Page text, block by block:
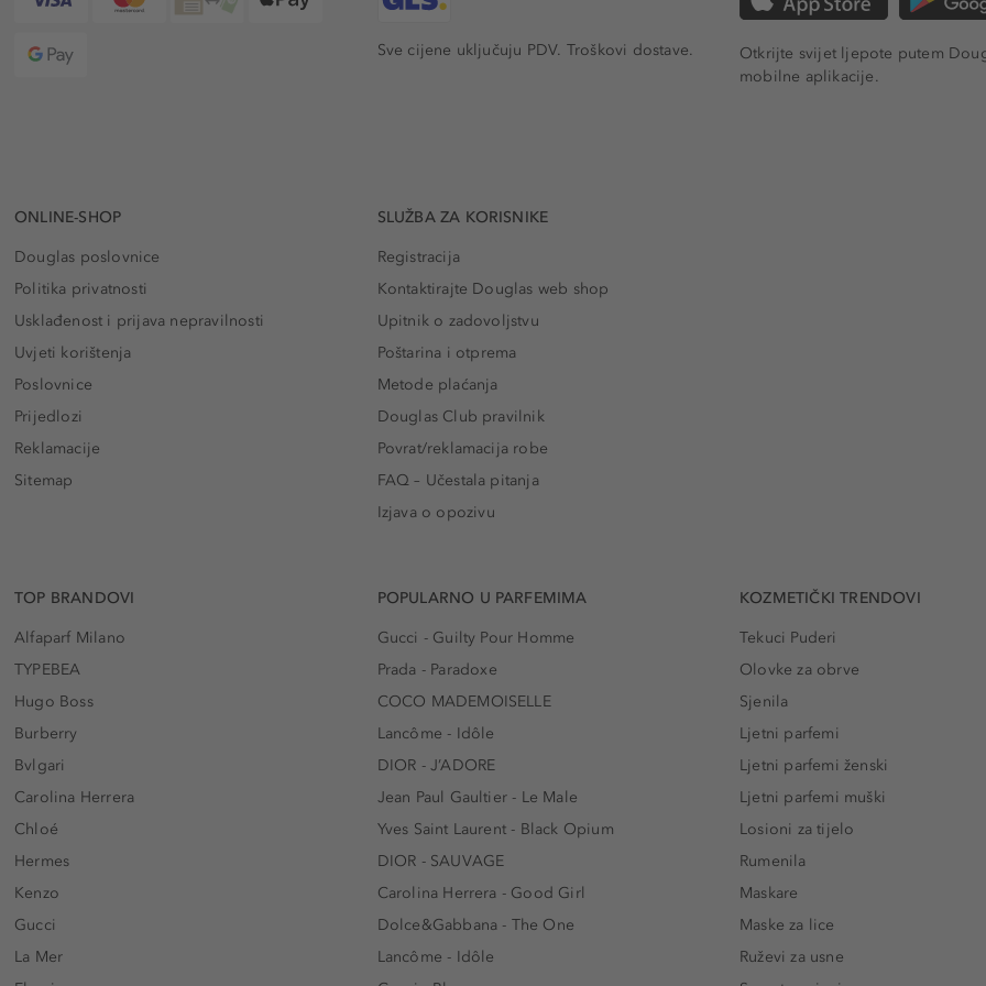
Sve cijene uključuju PDV. Troškovi dostave.
Otkrijte svijet ljepote putem
mobilne aplikacije.
ONLINE-SHOP
Douglas poslovnice
Politika privatnosti
Usklađenost i prijava nepravilnosti
Uvjeti korištenja
Poslovnice
Prijedlozi
Reklamacije
Sitemap
SLUŽBA ZA KORISNIKE
Registracija
Kontaktirajte Douglas web shop
Upitnik o zadovoljstvu
Poštarina i otprema
Metode plaćanja
Douglas Club pravilnik
Povrat/reklamacija robe
FAQ – Učestala pitanja
Izjava o opozivu
TOP BRANDOVI
Alfaparf Milano
TYPEBEA
Hugo Boss
Burberry
Bvlgari
Carolina Herrera
Chloé
Hermes
Kenzo
Gucci
La Mer
POPULARNO U PARFEMIMA
Gucci - Guilty Pour Homme
Prada - Paradoxe
COCO MADEMOISELLE
Lancôme - Idôle
DIOR - J’ADORE
Jean Paul Gaultier - Le Male
Yves Saint Laurent - Black Opium
DIOR - SAUVAGE
Carolina Herrera - Good Girl
Dolce&Gabbana - The One
Lancôme - Idôle
KOZMETIČKI TRENDOVI
Tekuci Puderi
Olovke za obrve
Sjenila
Ljetni parfemi
Ljetni parfemi ženski
Ljetni parfemi muški
Losioni za tijelo
Rumenila
Maskare
Maske za lice
Ruževi za usne